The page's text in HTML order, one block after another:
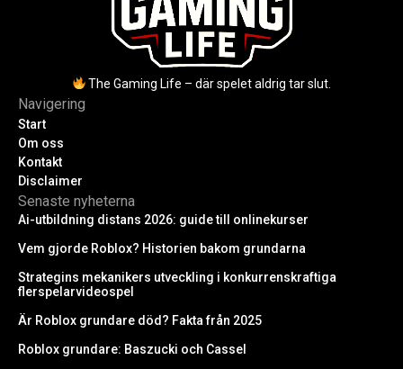
The Gaming Life – där spelet aldrig tar slut.
Navigering
Start
Om oss
Kontakt
Disclaimer
Senaste nyheterna
Ai-utbildning distans 2026: guide till onlinekurser
Vem gjorde Roblox? Historien bakom grundarna
Strategins mekanikers utveckling i konkurrenskraftiga
flerspelarvideospel
Är Roblox grundare död? Fakta från 2025
Roblox grundare: Baszucki och Cassel